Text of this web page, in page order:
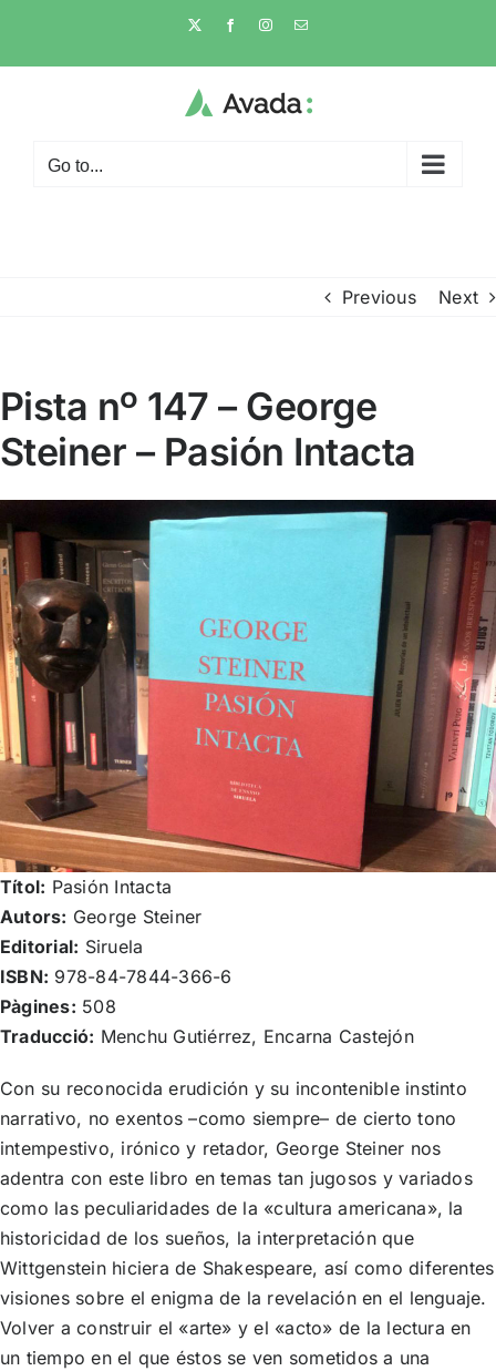
content
X FacebookInstagramEmail
Go to...
Previous Next
Pista nº 147 – George
Steiner – Pasión Intacta
Títol: Pasión Intacta
Autors: George Steiner
Editorial: Siruela
ISBN: 978-84-7844-366-6
Pàgines: 508
Traducció: Menchu Gutiérrez, Encarna Castejón
Con su reconocida erudición y su incontenible instinto
narrativo, no exentos –como siempre– de cierto tono
intempestivo, irónico y retador, George Steiner nos
adentra con este libro en temas tan jugosos y variados
como las peculiaridades de la «cultura americana», la
historicidad de los sueños, la interpretación que
Wittgenstein hiciera de Shakespeare, así como diferentes
visiones sobre el enigma de la revelación en el lenguaje.
Volver a construir el «arte» y el «acto» de la lectura en
un tiempo en el que éstos se ven sometidos a una